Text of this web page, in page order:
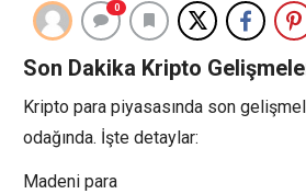
0
Son Dakika Kripto
Kripto para piyasasında son
odağında. İşte detaylar:
Madeni para